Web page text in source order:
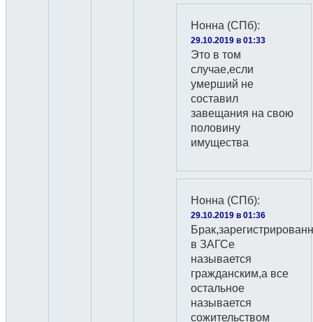
Нонна (СПб):
29.10.2019 в 01:33
Это в том
случае,если
умерший не
составил
завещания на свою
половину
имущества
Нонна (СПб):
29.10.2019 в 01:36
в ЗАГСе
называется
гражданским,а все
остальное
называется
сожительством